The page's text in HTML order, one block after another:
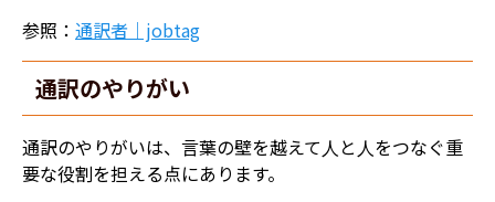
参照： 通訳者｜jobtag
通訳のやりがい
通訳のやりがいは、言葉の壁を越えて人と人をつなぐ重
要な役割を担える点にあります。